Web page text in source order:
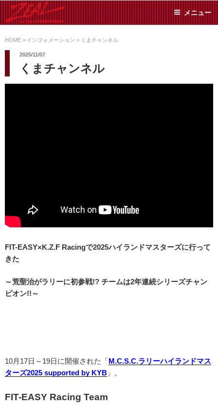
ン
ツ
ス
SUMIYAMA
た日常メンテから各種チ
ューニングまで、車に関
リーでお任せください!
メニュー
HOME > インフォメーション > くまチャンネル
2025/11/07
くまチャンネル
FIT-EASY×K.Z.F Racingで2025ハイランドマスターズに行って
きた
～荒聖治がラリーに初参戦!? チームは2年連続シリーズチャン
ピオン!!～
10月17日～19日に開催された「M.C.S.C.ラリーハイランドマス
ターズ2025 supported by KYB 」。
FIT-EASY Racing Team